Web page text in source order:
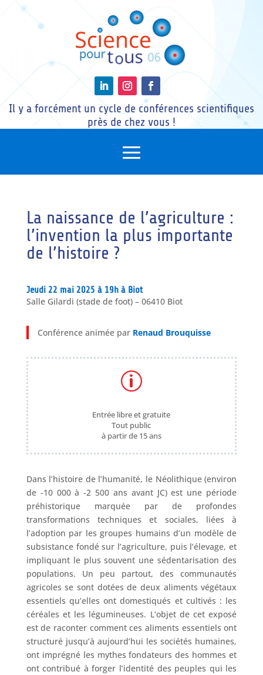
Il y a forcément un cycle de conférences scientifiques
près de chez vous !
La naissance de l’agriculture :
l’invention la plus importante
de l’histoire ?
Jeudi 22 mai 2025 à 19h à Biot
Salle Gilardi (stade de foot) – 06410 Biot
Conférence animée par Renaud Brouquisse
p
Entrée libre et gratuite
Tout public
à partir de 15 ans
Dans l’histoire de l’humanité, le Néolithique (environ
de -10 000 à -2 500 ans avant JC) est une période
préhistorique marquée par de profondes
transformations techniques et sociales, liées à
l’adoption par les groupes humains d’un modèle de
subsistance fondé sur l’agriculture, puis l’élevage, et
impliquant le plus souvent une sédentarisation des
populations. Un peu partout, des communautés
agricoles se sont dotées de deux aliments végétaux
essentiels qu’elles ont domestiqués et cultivés : les
céréales et les légumineuses. L’objet de cet exposé
est de raconter comment ces aliments essentiels ont
structuré jusqu’à aujourd’hui les sociétés humaines,
ont imprégné les mythes fondateurs des hommes et
ont contribué à forger l’identité des peuples qui les